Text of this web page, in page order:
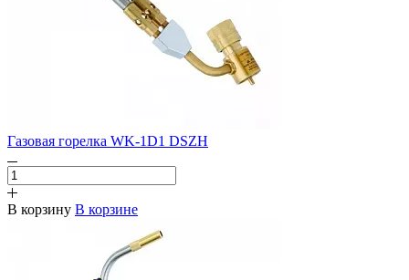
Газовая горелка WK-1D1 DSZH
В корзину В корзине